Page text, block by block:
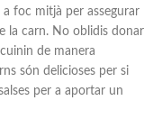
foc mitjà per assegurar
la carn. No oblidis donar
de manera
són delicioses per si
per a aportar un